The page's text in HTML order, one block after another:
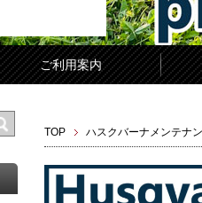
ご利用案内
TOP ハスクバーナメンテナ